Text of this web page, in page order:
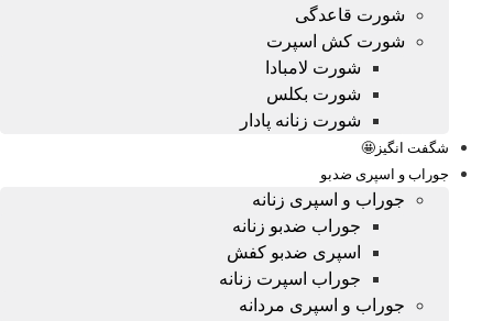
شورت قاعدگی
شورت کش اسپرت
شورت لامبادا
شورت بکلس
شورت زنانه پادار
شگفت انگیز🤩
جوراب و اسپری ضدبو
جوراب و اسپری زنانه
جوراب ضدبو زنانه
اسپری ضدبو کفش
جوراب اسپرت زنانه
جوراب و اسپری مردانه